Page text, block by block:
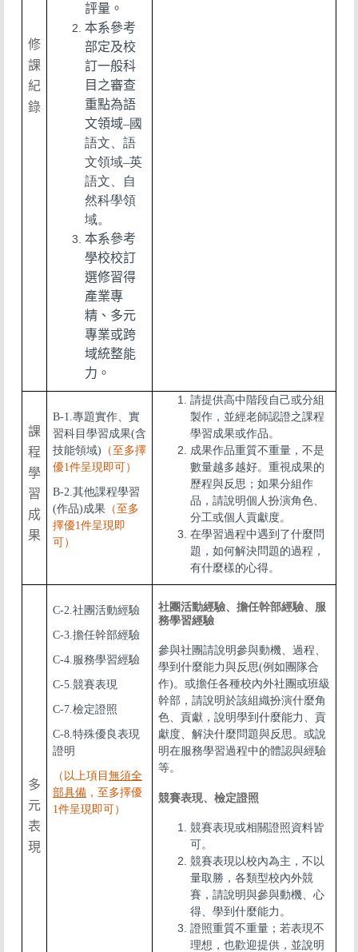
修
課
紀
錄
評量。
本系參考
部定及校
訂一般科
目之審查
重點為語
文領域–國
語文、語
文領域–英
語文、自
然科學領
域。
本系參考
學校校訂
選修習得
產業專
精、多元
專業或跨
域統整能
力。
課
程
學
習
成
果
B-1.專題實作、實
習科目學習成果(含
技能領域) （至多擇
優1件呈現即可）
B-2.其他課程學習
(作品)成果 （至多
擇優1件呈現即
可）
請提供高中階段自己或分組
製作，並經老師認證之課程
學習成果或作品。
成果作品重質不重量，不是
數量越多越好。重視成果的
歷程與反思；如果分組作
品，請說明個人扮演角色、
分工或個人貢獻度。
在學習過程中遇到了什麼問
題，如何解決問題的過程，
有什麼樣的心得。
多
元
表
現
C-2.社團活動經驗
C-3.擔任幹部經驗
C-4.服務學習經驗
C-5.競賽表現
C-7.檢定證照
C-8.特殊優良表現
證明
（以上項目 無須全
部具備 ，至多擇優
1件呈現即可）
社團活動經驗、擔任幹部經驗、服
務學習經驗
參與社團請說明參與動機、過程、
學到什麼能力與反思(例如團隊合
作)。或擔任各種校內外社團或班級
幹部，請說明於該組織扮演什麼角
色、貢獻，說明學到什麼能力、貢
獻度、解決什麼問題與反思。或說
明在服務學習過程中的體認與經驗
等。
競賽表現、檢定證照
競賽表現或相關證照資料皆
可。
競賽表現以校內為主，不以
量取勝，各類型校內外競
賽，請說明與參與動機、心
得、學到什麼能力。
證照重質不重量；若表現不
理想，也歡迎提供，並說明